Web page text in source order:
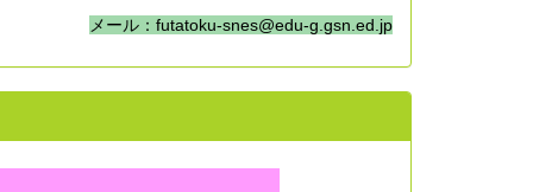
メール：futatoku-snes@edu-g.gsn.ed.jp